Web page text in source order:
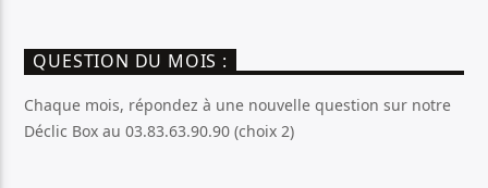
QUESTION DU MOIS :
Chaque mois, répondez à une nouvelle question sur notre
Déclic Box au 03.83.63.90.90 (choix 2)